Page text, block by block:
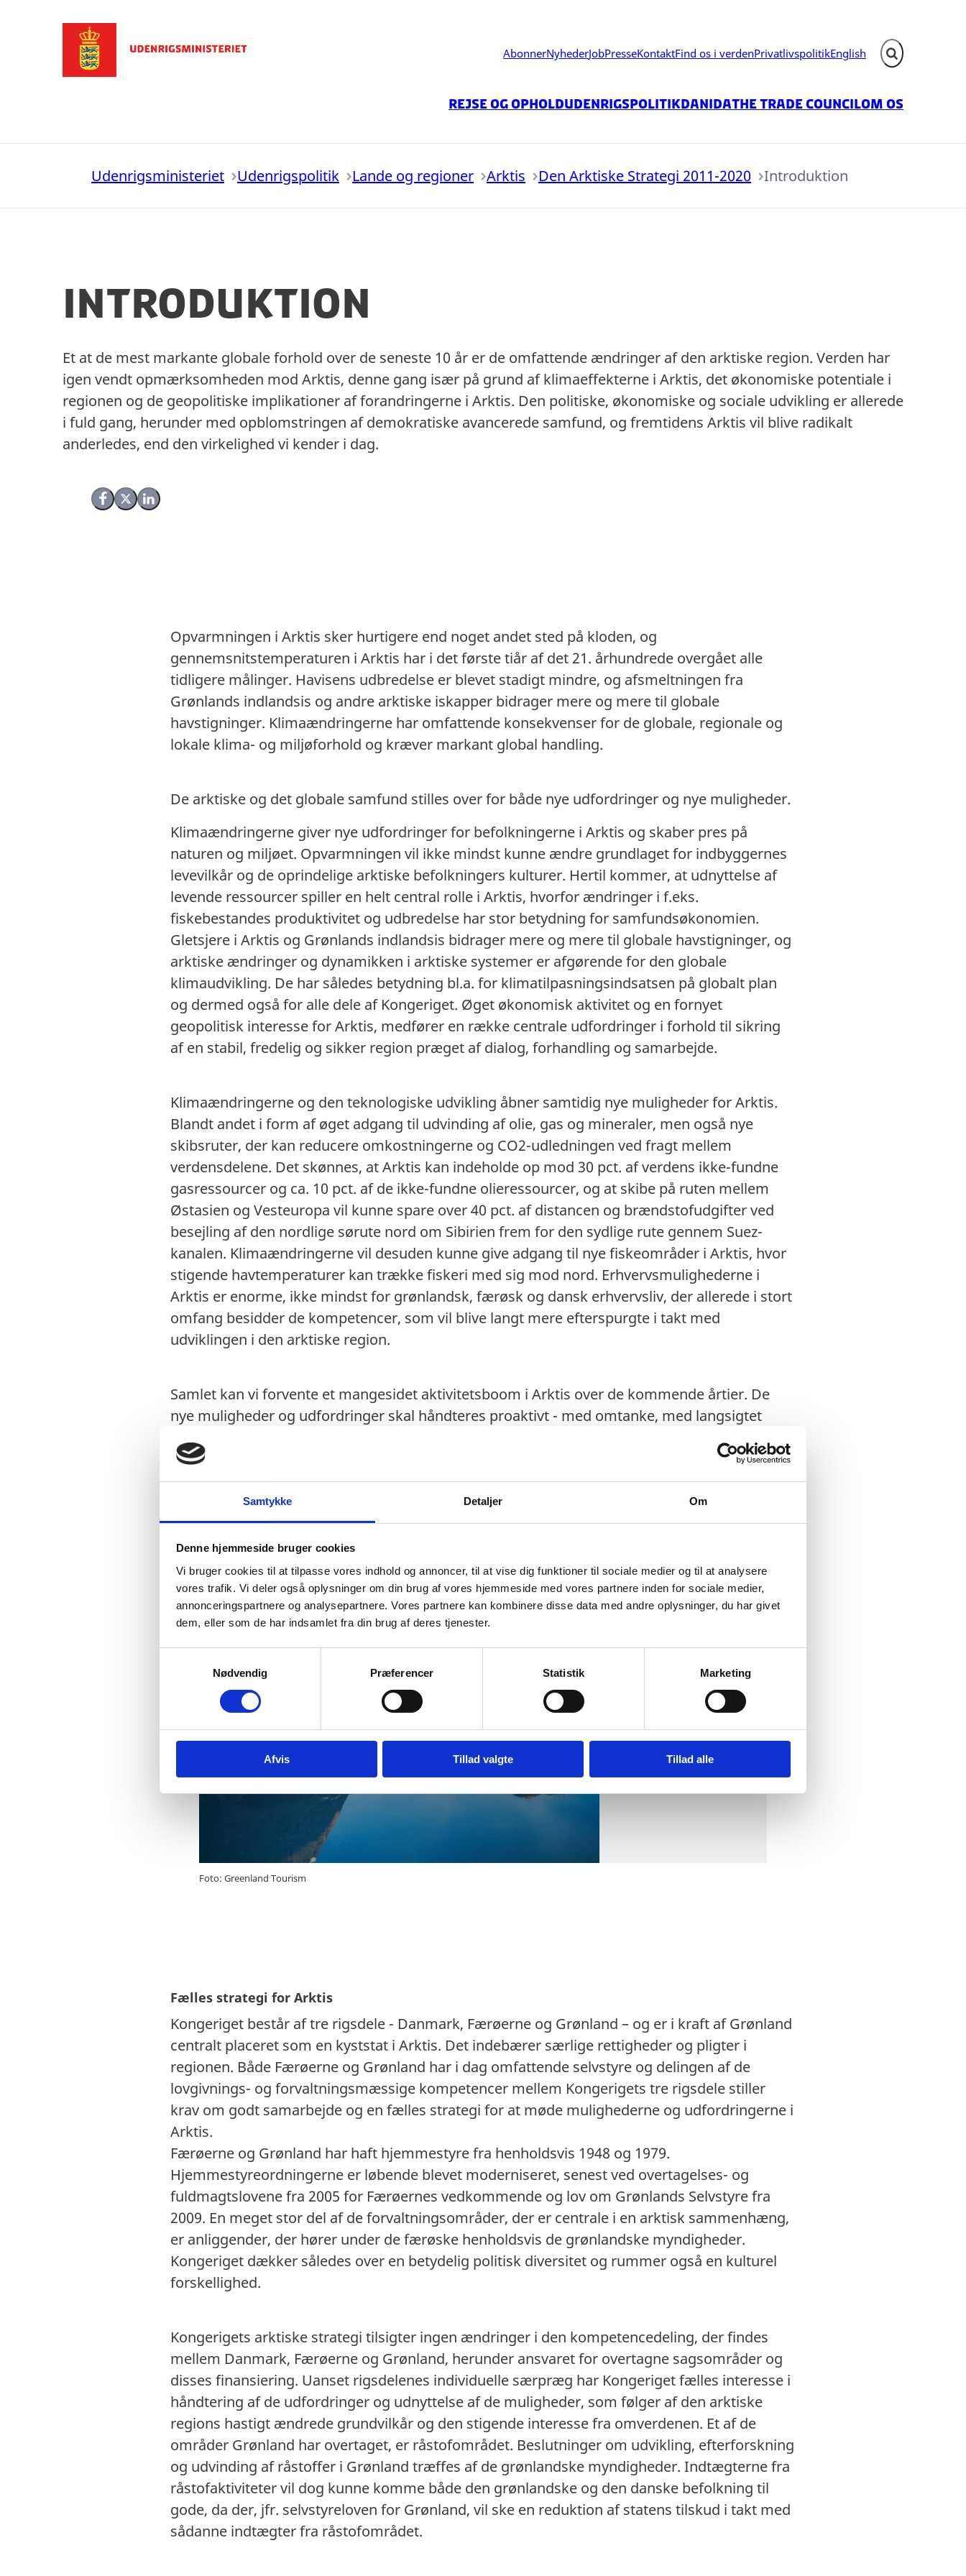
Samtykke Detaljer Om
Denne hjemmeside bruger cookies
Vi bruger cookies til at tilpasse vores indhold og annoncer, til at vise dig funktioner til sociale medier og til at analysere
vores trafik. Vi deler også oplysninger om din brug af vores hjemmeside med vores partnere inden for sociale medier,
annonceringspartnere og analysepartnere. Vores partnere kan kombinere disse data med andre oplysninger, du har givet
dem, eller som de har indsamlet fra din brug af deres tjenester.
v
Nødvendig Præferencer Statistik Marketing
Afvis Tillad valgte Tillad alle
AbonnerNyhederJobPresseKontaktFind os i verdenPrivatlivspolitikEnglish Fold søgefelt ud
Rejse og opholdUdenrigspolitikDanidaThe Trade CouncilOm os
Udenrigsministeriet Udenrigspolitik Lande og regioner Arktis Den Arktiske Strategi 2011-2020 Introduktion
Introduktion
Del på Facebook
Del på X (Twitter)
Del på LinkedIn
Et at de mest markante globale forhold over de seneste 10 år er de omfattende ændringer af den arktiske region. Verden har
igen vendt opmærksomheden mod Arktis, denne gang især på grund af klimaeffekterne i Arktis, det økonomiske potentiale i
regionen og de geopolitiske implikationer af forandringerne i Arktis. Den politiske, økonomiske og sociale udvikling er allerede
i fuld gang, herunder med opblomstringen af demokratiske avancerede samfund, og fremtidens Arktis vil blive radikalt
anderledes, end den virkelighed vi kender i dag.
Opvarmningen i Arktis sker hurtigere end noget andet sted på kloden, og
gennemsnitstemperaturen i Arktis har i det første tiår af det 21. århundrede overgået alle
tidligere målinger. Havisens udbredelse er blevet stadigt mindre, og afsmeltningen fra
Grønlands indlandsis og andre arktiske iskapper bidrager mere og mere til globale
havstigninger. Klimaændringerne har omfattende konsekvenser for de globale, regionale og
lokale klima- og miljøforhold og kræver markant global handling.
De arktiske og det globale samfund stilles over for både nye udfordringer og nye muligheder.
Klimaændringerne giver nye udfordringer for befolkningerne i Arktis og skaber pres på
naturen og miljøet. Opvarmningen vil ikke mindst kunne ændre grundlaget for indbyggernes
levevilkår og de oprindelige arktiske befolkningers kulturer. Hertil kommer, at udnyttelse af
levende ressourcer spiller en helt central rolle i Arktis, hvorfor ændringer i f.eks.
fiskebestandes produktivitet og udbredelse har stor betydning for samfundsøkonomien.
Gletsjere i Arktis og Grønlands indlandsis bidrager mere og mere til globale havstigninger, og
arktiske ændringer og dynamikken i arktiske systemer er afgørende for den globale
klimaudvikling. De har således betydning bl.a. for klimatilpasningsindsatsen på globalt plan
og dermed også for alle dele af Kongeriget. Øget økonomisk aktivitet og en fornyet
geopolitisk interesse for Arktis, medfører en række centrale udfordringer i forhold til sikring
af en stabil, fredelig og sikker region præget af dialog, forhandling og samarbejde.
Klimaændringerne og den teknologiske udvikling åbner samtidig nye muligheder for Arktis.
Blandt andet i form af øget adgang til udvinding af olie, gas og mineraler, men også nye
skibsruter, der kan reducere omkostningerne og CO2-udledningen ved fragt mellem
verdensdelene. Det skønnes, at Arktis kan indeholde op mod 30 pct. af verdens ikke-fundne
gasressourcer og ca. 10 pct. af de ikke-fundne olieressourcer, og at skibe på ruten mellem
Østasien og Vesteuropa vil kunne spare over 40 pct. af distancen og brændstofudgifter ved
besejling af den nordlige sørute nord om Sibirien frem for den sydlige rute gennem Suez-
kanalen. Klimaændringerne vil desuden kunne give adgang til nye fiskeområder i Arktis, hvor
stigende havtemperaturer kan trække fiskeri med sig mod nord. Erhvervsmulighederne i
Arktis er enorme, ikke mindst for grønlandsk, færøsk og dansk erhvervsliv, der allerede i stort
omfang besidder de kompetencer, som vil blive langt mere efterspurgte i takt med
udviklingen i den arktiske region.
Samlet kan vi forvente et mangesidet aktivitetsboom i Arktis over de kommende årtier. De
nye muligheder og udfordringer skal håndteres proaktivt - med omtanke, med langsigtet
og det arktiske klima og miljø. Fundamentet for fremtidens Arktis skabes nu. Kongeriget skal
spille en hovedrolle i fremtidens internationale samarbejde herom.
Foto: Greenland Tourism
Fælles strategi for Arktis
Kongeriget består af tre rigsdele - Danmark, Færøerne og Grønland – og er i kraft af Grønland
centralt placeret som en kyststat i Arktis. Det indebærer særlige rettigheder og pligter i
regionen. Både Færøerne og Grønland har i dag omfattende selvstyre og delingen af de
lovgivnings- og forvaltningsmæssige kompetencer mellem Kongerigets tre rigsdele stiller
krav om godt samarbejde og en fælles strategi for at møde mulighederne og udfordringerne i
Arktis.
Færøerne og Grønland har haft hjemmestyre fra henholdsvis 1948 og 1979.
Hjemmestyreordningerne er løbende blevet moderniseret, senest ved overtagelses- og
fuldmagtslovene fra 2005 for Færøernes vedkommende og lov om Grønlands Selvstyre fra
2009. En meget stor del af de forvaltningsområder, der er centrale i en arktisk sammenhæng,
er anliggender, der hører under de færøske henholdsvis de grønlandske myndigheder.
Kongeriget dækker således over en betydelig politisk diversitet og rummer også en kulturel
forskellighed.
Kongerigets arktiske strategi tilsigter ingen ændringer i den kompetencedeling, der findes
mellem Danmark, Færøerne og Grønland, herunder ansvaret for overtagne sagsområder og
disses finansiering. Uanset rigsdelenes individuelle særpræg har Kongeriget fælles interesse i
håndtering af de udfordringer og udnyttelse af de muligheder, som følger af den arktiske
regions hastigt ændrede grundvilkår og den stigende interesse fra omverdenen. Et af de
områder Grønland har overtaget, er råstofområdet. Beslutninger om udvikling, efterforskning
og udvinding af råstoffer i Grønland træffes af de grønlandske myndigheder. Indtægterne fra
råstofaktiviteter vil dog kunne komme både den grønlandske og den danske befolkning til
gode, da der, jfr. selvstyreloven for Grønland, vil ske en reduktion af statens tilskud i takt med
sådanne indtægter fra råstofområdet.